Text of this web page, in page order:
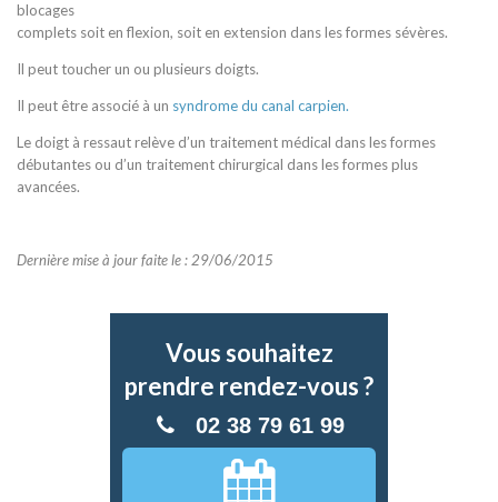
blocages
complets soit en flexion, soit en extension dans les formes sévères.
Il peut toucher un ou plusieurs doigts.
Il peut être associé à un syndrome du canal carpien.
Le doigt à ressaut relève d’un traitement médical dans les formes
débutantes ou d’un traitement chirurgical dans les formes plus
avancées.
Dernière mise à jour faite le : 29/06/2015
Vous souhaitez
prendre rendez-vous ?
02 38 79 61 99